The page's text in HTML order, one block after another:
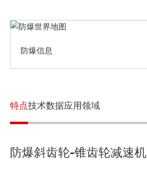
TorqLOC®空心轴安装组件
特点技术数据应用领域
防爆斜齿轮-锥齿轮减速机